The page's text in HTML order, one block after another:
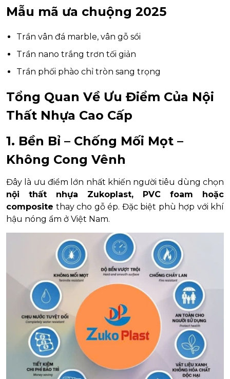
Mẫu mã ưa chuộng 2025
Trần vân đá marble, vân gỗ sồi
Trần nano trắng trơn tối giản
Trần phối phào chỉ tròn sang trọng
Tổng Quan Về Ưu Điểm Của Nội
Thất Nhựa Cao Cấp
1. Bền Bỉ – Chống Mối Mọt –
Không Cong Vênh
Đây là ưu điểm lớn nhất khiến người tiêu dùng chọn
nội thất nhựa Zukoplast, PVC foam hoặc
composite thay cho gỗ ép. Đặc biệt phù hợp với khí
hậu nóng ẩm ở Việt Nam.